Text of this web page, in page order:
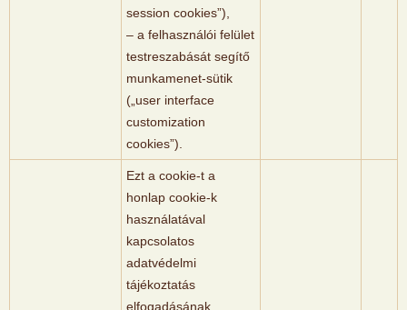
session cookies”),
– a felhasználói felület
testreszabását segítő
munkamenet-sütik
(„user interface
customization
cookies”).
Ezt a cookie-t a
honlap cookie-k
használatával
kapcsolatos
adatvédelmi
tájékoztatás
elfogadásának